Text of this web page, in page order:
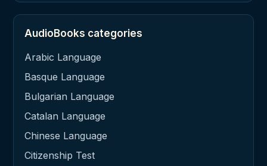
AudioBooks categories
Arabic Language
Basque Language
Bulgarian Language
Catalan Language
Chinese Language
Citizenship Test